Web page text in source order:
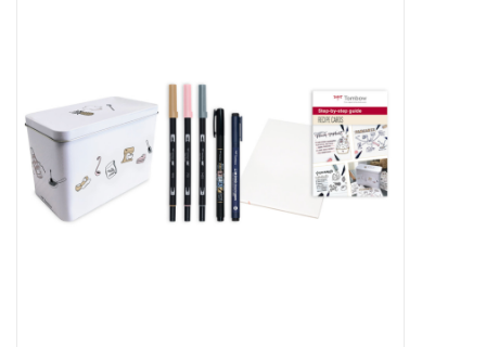
Inlijsting
Over ons
Springkasteel